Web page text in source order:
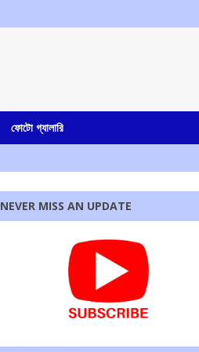
ফোটো গ্যালারি
NEVER MISS AN UPDATE